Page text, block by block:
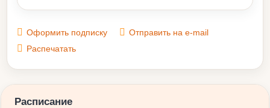
Оформить подписку
Отправить на e-mail
Распечатать
Расписание